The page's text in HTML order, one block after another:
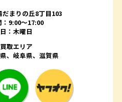
まりの丘8丁目103
：9:00〜17:00
：木曜日
取エリア
、岐阜県、滋賀県